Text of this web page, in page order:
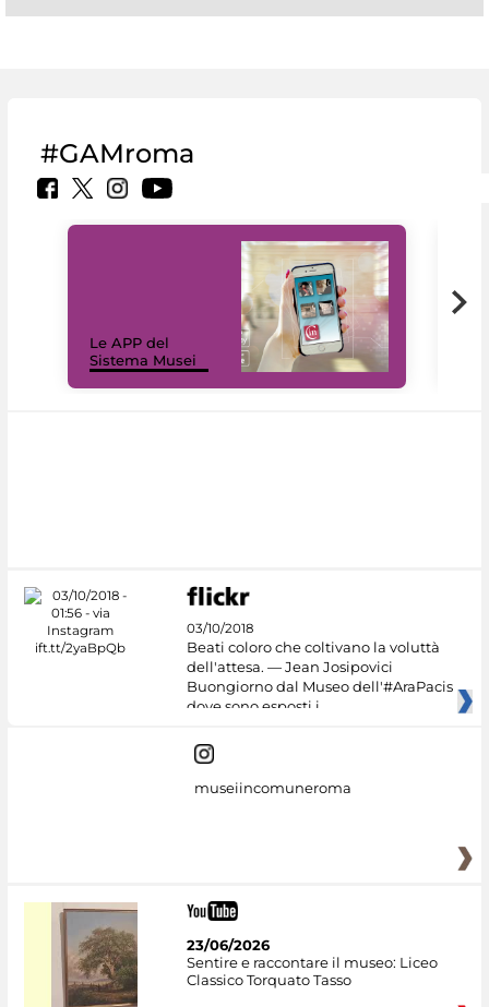
#GAMroma
Le APP del
Sistema Musei
03/10/2018
Beati coloro che coltivano la voluttà
dell'attesa. — Jean Josipovici
Buongiorno dal Museo dell'#AraPacis
dove sono esposti i
museiincomuneroma
23/06/2026
Sentire e raccontare il museo: Liceo
Classico Torquato Tasso